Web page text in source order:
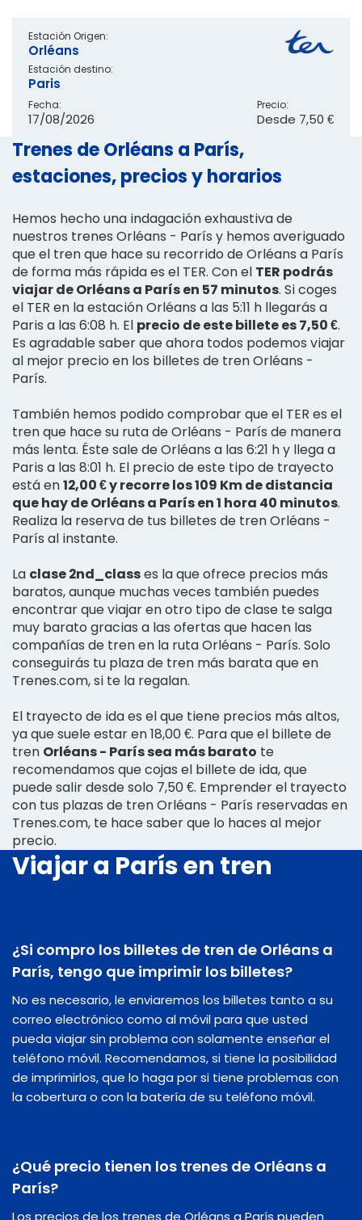
Estación Origen:
Orléans
Estación destino:
Paris
Fecha:
17/08/2026
Precio:
Desde 7,50 €
Trenes de Orléans a París,
estaciones, precios y horarios
Hemos hecho una indagación exhaustiva de
nuestros trenes Orléans - París y hemos averiguado
que el tren que hace su recorrido de Orléans a París
de forma más rápida es el TER. Con el TER podrás
viajar de Orléans a París en 57 minutos. Si coges
el TER en la estación Orléans a las 5:11 h llegarás a
Paris a las 6:08 h. El precio de este billete es 7,50 €.
Es agradable saber que ahora todos podemos viajar
al mejor precio en los billetes de tren Orléans -
París.
También hemos podido comprobar que el TER es el
tren que hace su ruta de Orléans - París de manera
más lenta. Éste sale de Orléans a las 6:21 h y llega a
Paris a las 8:01 h. El precio de este tipo de trayecto
está en12,00 € y recorre los 109 Km de distancia
que hay de Orléans a París en 1 hora 40 minutos.
Realiza la reserva de tus billetes de tren Orléans -
París al instante.
La clase 2nd_classes la que ofrece precios más
baratos, aunque muchas veces también puedes
encontrar que viajar en otro tipo de clase te salga
muy barato gracias a las ofertas que hacen las
compañías de tren en la ruta Orléans - París. Solo
conseguirás tu plaza de tren más barata que en
Trenes.com, si te la regalan.
El trayecto de ida es el que tiene precios más altos,
ya que suele estar en 18,00 €. Para que el billete de
tren Orléans - París sea más barato te
recomendamos que cojas el billete de ida, que
puede salir desde solo 7,50 €. Emprender el trayecto
con tus plazas de tren Orléans - París reservadas en
Trenes.com, te hace saber que lo haces al mejor
precio.
Viajar a París en tren
¿Si compro los billetes de tren de Orléans a
París, tengo que imprimir los billetes?
No es necesario, le enviaremos los billetes tanto a su
correo electrónico como al móvil para que usted
pueda viajar sin problema con solamente enseñar el
teléfono móvil. Recomendamos, si tiene la posibilidad
de imprimirlos, que lo haga por si tiene problemas con
la cobertura o con la batería de su teléfono móvil.
¿Qué precio tienen los trenes de Orléans a
París?
Los precios de los trenes de Orléans a París pueden